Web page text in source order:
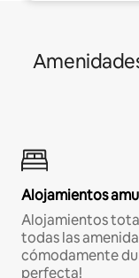
Alojamientos
Alojamientos
todas las
cómodamente
perfecta!